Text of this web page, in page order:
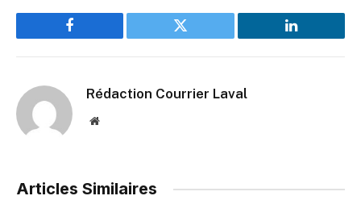
Facebook Twitter LinkedIn
Rédaction Courrier Laval
Website
Articles Similaires